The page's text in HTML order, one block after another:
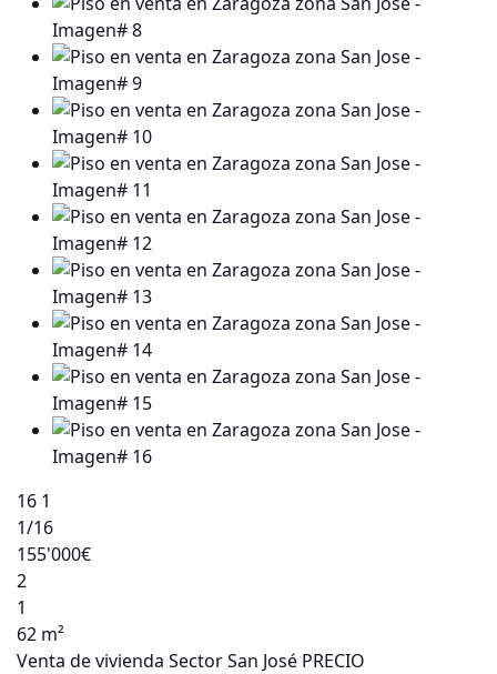
16 1
1/16
155'000€
2
1
62 m²
Venta de vivienda Sector San José PRECIO